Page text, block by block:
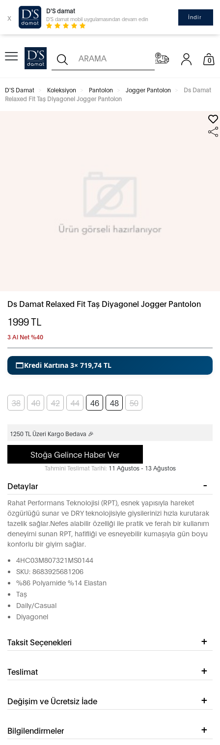
x
D'S damat
D'S damat mobil uygulamasından devam edin İndir
0
D'S Damat Koleksiyon Pantolon Jogger Pantolon
Ds Damat
Relaxed Fit Taş Diyagonel Jogger Pantolon
Ds Damat Relaxed Fit Taş Diyagonel Jogger Pantolon
1999TL
3 Al Net %40
Kredi Kartına 3× 719,74 TL
38 40 42 44 46 48 50
1250 TL Üzeri Kargo Bedava 🎉
Stoğa Gelince Haber Ver
Tahmini Teslimat Tarihi: 11 Ağustos - 13 Ağustos
Detaylar
Rahat Performans Teknolojisi (RPT), esnek yapısıyla hareket
özgürlüğü sunar ve DRY teknolojisiyle giysilerinizi hızla kurutarak
tazelik sağlar.Nefes alabilir özelliği ile pratik ve ferah bir kullanım
deneyimi sunan RPT, hafifliği ve esneyebilir kumaşıyla gün boyu
konforlu bir giyim sağlar.
4HC03M807321MS0144
SKU: 8683925681206
%86 Polyamide %14 Elastan
Taş
Daily/Casual
Diyagonel
Taksit Seçenekleri
Teslimat
Değişim ve Ücretsiz İade
Bilgilendirmeler